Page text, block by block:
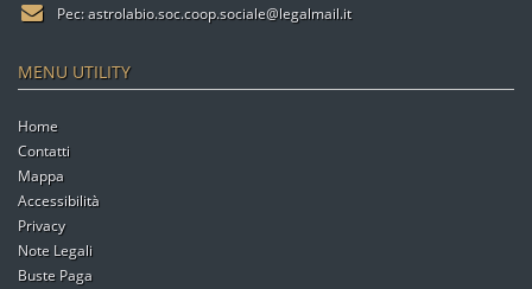
Pec:astrolabio.soc.coop.sociale@legalmail.it
MENU UTILITY
Home
Contatti
Mappa
Accessibilità
Privacy
Note Legali
Buste Paga